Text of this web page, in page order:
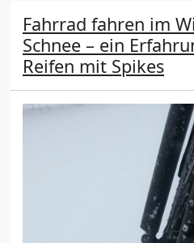
Fahrrad fahren im
Schnee – ein
Reifen mit Spikes